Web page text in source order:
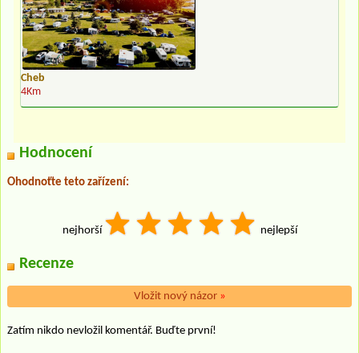
Cheb
4Km
Hodnocení
Ohodnoťte teto zařízení:
nejhorší nejlepší
Recenze
Vložit nový názor »
Zatím nikdo nevložil komentář. Buďte první!